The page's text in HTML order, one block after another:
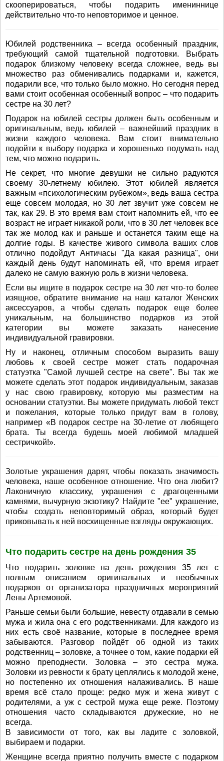
скооперироваться, чтобы подарить имениннице
действительно что-то неповторимое и ценное.
Юбилей родственника – всегда особенный праздник,
требующий самой тщательной подготовки. Выбрать
подарок близкому человеку всегда сложнее, ведь вы
множество раз обменивались подарками и, кажется,
подарили все, что только было можно. Но сегодня перед
вами стоит особенная особенный вопрос – что подарить
сестре на 30 лет?
Подарок на юбилей сестры должен быть особенным и
оригинальным, ведь юбилей – важнейший праздник в
жизни каждого человека. Вам стоит внимательно
подойти к выбору подарка и хорошенько подумать над
тем, что можно подарить.
Не секрет, что многие девушки не сильно радуются
своему 30-летнему юбилею. Этот юбилей является
важным «психологическим рубежом», ведь ваша сестра
еще совсем молодая, но 30 лет звучит уже совсем не
так, как 29. В это время вам стоит напомнить ей, что ее
возраст не играет никакой роли, что в 30 лет человек все
так же молод как и раньше и останется таким еще на
долгие годы. В качестве живого символа ваших слов
отлично подойдут Античасы "Да какая разница", они
каждый день будут напоминать ей, что время играет
далеко не самую важную роль в жизни человека.
Если вы ищите в подарок сестре на 30 лет что-то более
изящное, обратите внимание на наш каталог Женских
аксессуаров, а чтобы сделать подарок еще более
уникальным, на большинство подарков из этой
категории вы можете заказать нанесение
индивидуальной гравировки.
Ну и наконец, отличным способом выразить вашу
любовь к своей сестре может стать подарочная
статуэтка "Самой лучшей сестре на свете". Вы так же
можете сделать этот подарок индивидуальным, заказав
у нас свою гравировку, которую мы разместим на
основании статуэтки. Вы можете придумать любой текст
и пожелания, которые только придут вам в голову,
например «В подарок сестре на 30-летие от любящего
брата. Ты всегда будешь моей любимой младшей
сестричкой!».
Золотые украшения дарят, чтобы показать значимость
человека, наше особенное отношение. Что она любит?
Лаконичную классику, украшения с драгоценными
камнями, вычурную экзотику? Найдите "ее" украшение,
чтобы создать неповторимый образ, который будет
приковывать к ней восхищенные взгляды окружающих.
Что подарить сестре на день рождения 35
Что подарить золовке на день рождения 35 лет с
полным описанием оригинальных и необычных
подарков от организатора праздничных мероприятий
Лены Артемовой.
Раньше семьи были большие, невесту отдавали в семью
мужа и жила она с его родственниками. Для каждого из
них есть своё название, которые в последнее время
забываются. Разговор пойдёт об одной из таких
родственниц – золовке, а точнее о том, какие подарки ей
можно преподнести. Золовка – это сестра мужа.
Золовки из ревности к брату цеплялись к молодой жене,
но постепенно их отношения налаживались. В наше
время всё стало проще: редко муж и жена живут с
родителями, а уж с сестрой мужа еще реже. Поэтому
отношения часто складываются дружеские, но не
всегда.
В зависимости от того, как вы ладите с золовкой,
выбираем и подарки.
Женщине всегда приятно получить вместе с подарком